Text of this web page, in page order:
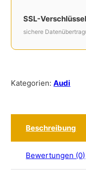
SSL-
sichere
Kategorien:Audi
Beschreibung
Bewertungen (0)